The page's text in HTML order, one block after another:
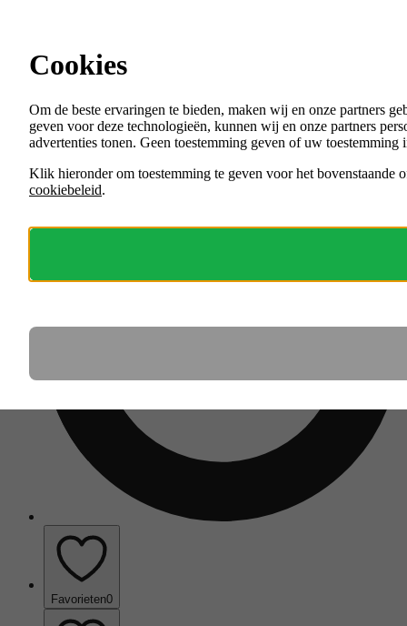
Menu
VACATURES
ORGANISATIES
Favorieten0
Cookies
Om de beste ervaringen te bieden, maken wij en onze partners
geven voor deze technologieën, kunnen wij en onze partners
advertenties tonen. Geen toestemming geven of uw
Klik hieronder om toestemming te geven voor het bovenstaande
cookiebeleid.